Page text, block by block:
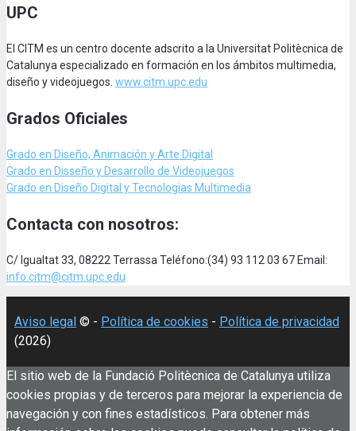
UPC
El CITM es un centro docente adscrito a la Universitat Politècnica de
Catalunya especializado en formación en los ámbitos multimedia,
diseño y videojuegos. www.citm.upc.edu
Grados Oficiales
Grado en Diseño, Animación y Arte Digital
Grado en Disseño y Desarrollo de Videojuegos
Grado en Diseño Digital y Tecnologias Multimedia
Contacta con nosotros:
C/ Igualtat 33, 08222 Terrassa Teléfono:(34) 93 112 03 67 Email:
info.citm@citm.upc.edu
Aviso legal © - Política de cookies - Política de privacidad
(2026)
El sitio web de la Fundació Politècnica de Catalunya utiliza
cookies propias y de terceros para mejorar la experiencia de
navegación y con fines estadísticos. Para obtener más